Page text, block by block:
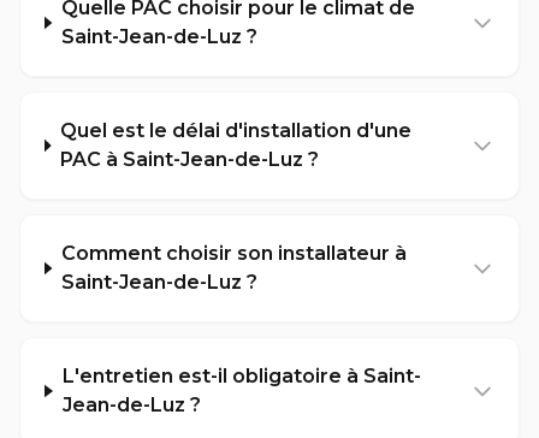
Quelle PAC choisir pour le climat de
Saint-Jean-de-Luz ?
Quel est le délai d'installation d'une
PAC à Saint-Jean-de-Luz ?
Comment choisir son installateur à
Saint-Jean-de-Luz ?
L'entretien est-il obligatoire à Saint-
Jean-de-Luz ?